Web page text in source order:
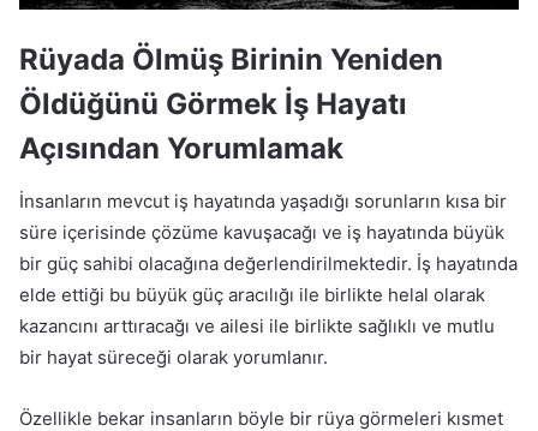
Rüyada Ölmüş Birinin Yeniden
Öldüğünü Görmek İş Hayatı
Açısından Yorumlamak
İnsanların mevcut iş hayatında yaşadığı sorunların kısa bir
süre içerisinde çözüme kavuşacağı ve iş hayatında büyük
bir güç sahibi olacağına değerlendirilmektedir. İş hayatında
elde ettiği bu büyük güç aracılığı ile birlikte helal olarak
kazancını arttıracağı ve ailesi ile birlikte sağlıklı ve mutlu
bir hayat süreceği olarak yorumlanır.
Özellikle bekar insanların böyle bir rüya görmeleri kısmet